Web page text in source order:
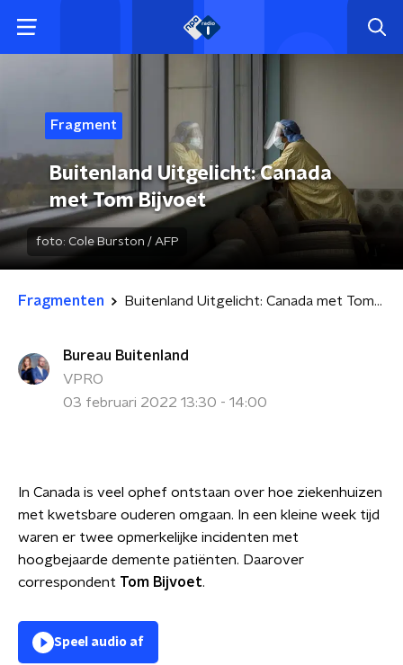
Fragment
Buitenland Uitgelicht: Canada
met Tom Bijvoet
foto: Cole Burston / AFP
Fragmenten Buitenland Uitgelicht: Canada met Tom Bijvoet
Bureau Buitenland
VPRO
03 februari 2022 13:30 - 14:00
In Canada is veel ophef ontstaan over hoe ziekenhuizen
met kwetsbare ouderen omgaan. In een kleine week tijd
waren er twee opmerkelijke incidenten met
hoogbejaarde demente patiënten. Daarover
correspondent Tom Bijvoet.
Speel audio af